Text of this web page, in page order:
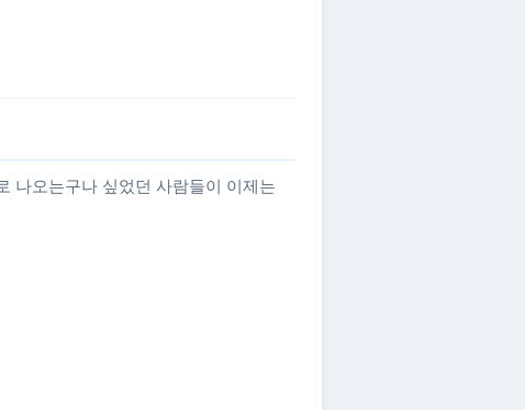
나오는구나 싶었던 사람들이 이제는